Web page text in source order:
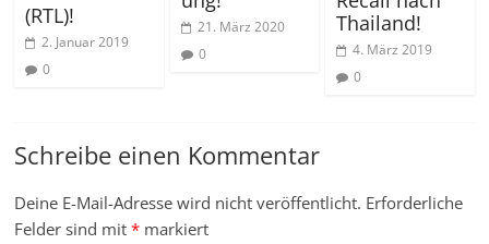
(RTL)!
2. Januar 2019
0
21. März 2020
0
Thailand!
4. März 2019
0
Schreibe einen Kommentar
Deine E-Mail-Adresse wird nicht veröffentlicht. Erforderliche
Felder sind mit* markiert